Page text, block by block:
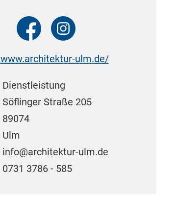
www.architektur-ulm.de/
Dienstleistung
Söflinger Straße 205
89074
Ulm
info@architektur-ulm.de
0731 3786 - 585